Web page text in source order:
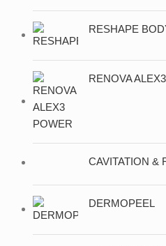
RESHAPE
RENOVA
CAVITATION &
DERMOPEEL